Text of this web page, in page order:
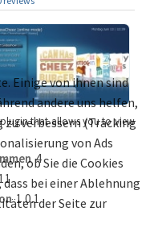
that allows you to view
4
1.0.1
Einige von ihnen sind
andere uns helfen,
verbessern (Tracking
von Ads
ob Sie die Cookies
bei einer Ablehnung
der Seite zur